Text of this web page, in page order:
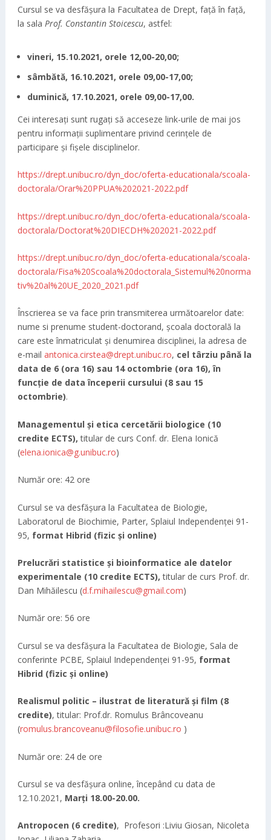
Cursul se va desfășura la Facultatea de Drept, față în față,
la sala Prof. Constantin Stoicescu, astfel:
vineri, 15.10.2021, orele 12,00-20,00;
sâmbătă, 16.10.2021, orele 09,00-17,00;
duminică, 17.10.2021, orele 09,00-17,00.
Cei interesați sunt rugați să acceseze link-urile de mai jos
pentru informații suplimentare privind cerințele de
participare și fișele disciplinelor.
https://drept.unibuc.ro/dyn_doc/oferta-educationala/scoala-
doctorala/Orar%20PPUA%202021-2022.pdf
https://drept.unibuc.ro/dyn_doc/oferta-educationala/scoala-
doctorala/Doctorat%20DIECDH%202021-2022.pdf
https://drept.unibuc.ro/dyn_doc/oferta-educationala/scoala-
doctorala/Fisa%20Scoala%20doctorala_Sistemul%20norma
tiv%20al%20UE_2020_2021.pdf
Înscrierea se va face prin transmiterea următoarelor date:
nume si prenume student-doctorand, școala doctorală la
care este înmatriculat și denumirea disciplinei, la adresa de
e-mail antonica.cirstea@drept.unibuc.ro, cel târziu până la
data de 6 (ora 16) sau 14 octombrie (ora 16), în
funcție de data începerii cursului (8 sau 15
octombrie).
Managementul și etica cercetării biologice (10
credite ECTS),titular de curs Conf. dr. Elena Ionică
(elena.ionica@g.unibuc.ro)
Număr ore: 42 ore
Cursul se va desfășura la Facultatea de Biologie,
Laboratorul de Biochimie, Parter, Splaiul Independenței 91-
95, format Hibrid (fizic și online)
Prelucrări statistice și bioinformatice ale datelor
experimentale (10 credite ECTS),titular de curs Prof. dr.
Dan Mihăilescu (d.f.mihailescu@gmail.com)
Număr ore: 56 ore
Cursul se va desfășura la Facultatea de Biologie, Sala de
conferinte PCBE, Splaiul Independenței 91-95, format
Hibrid (fizic și online)
Realismul politic – ilustrat de literatură și film (8
credite), titular: Prof.dr. Romulus Brâncoveanu
(romulus.brancoveanu@filosofie.unibuc.ro )
Număr ore: 24 de ore
Cursul se va desfășura online, începând cu data de
12.10.2021, Marți 18.00-20.00.
Antropocen (6 credite), Profesori :Liviu Giosan, Nicoleta